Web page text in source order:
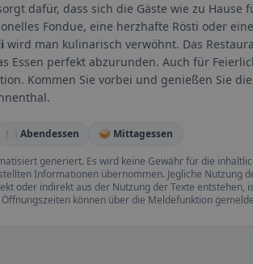
dafür, dass sich die Gäste wie zu Hause
Fondue, eine herzhafte Rösti oder
wird man kulinarisch verwöhnt. Das
Essen perfekt abzurunden. Auch für
Kommen Sie vorbei und genießen Sie
🍽️ Abendessen
🥪 Mittagessen
generiert. Es wird keine Gewähr für die
Informationen übernommen. Jegliche Nutzung
oder indirekt aus der Nutzung der Texte entstehen,
können über die Meldefunktion